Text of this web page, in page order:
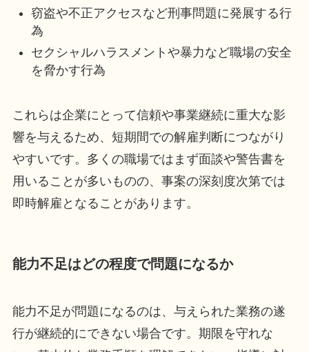
窃盗や不正アクセスなど刑事問題に発展する行
為
セクシャルハラスメントや暴力など職場の安全
を脅かす行為
これらは企業にとって信頼や事業継続に重大な影
響を与えるため、短期間での解雇判断につながり
やすいです。多くの職場ではまず面談や警告書を
用いることが多いものの、事案の深刻度次第では
即時解雇となることがあります。
能力不足はどの程度で問題になるか
能力不足が問題になるのは、与えられた業務の遂
行が継続的にできない場合です。期限を守れな